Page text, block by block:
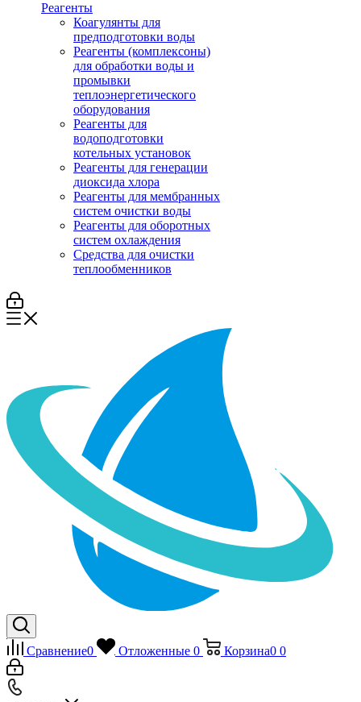
Реагенты
Коагулянты для
предподготовки воды
Реагенты (комплексоны)
для обработки воды и
промывки
теплоэнергетического
оборудования
Реагенты для
водоподготовки
котельных установок
Реагенты для генерации
диоксида хлора
Реагенты для мембранных
систем очистки воды
Реагенты для оборотных
систем охлаждения
Средства для очистки
теплообменников
Сравнение0 Отложенные 0 Корзина0 0